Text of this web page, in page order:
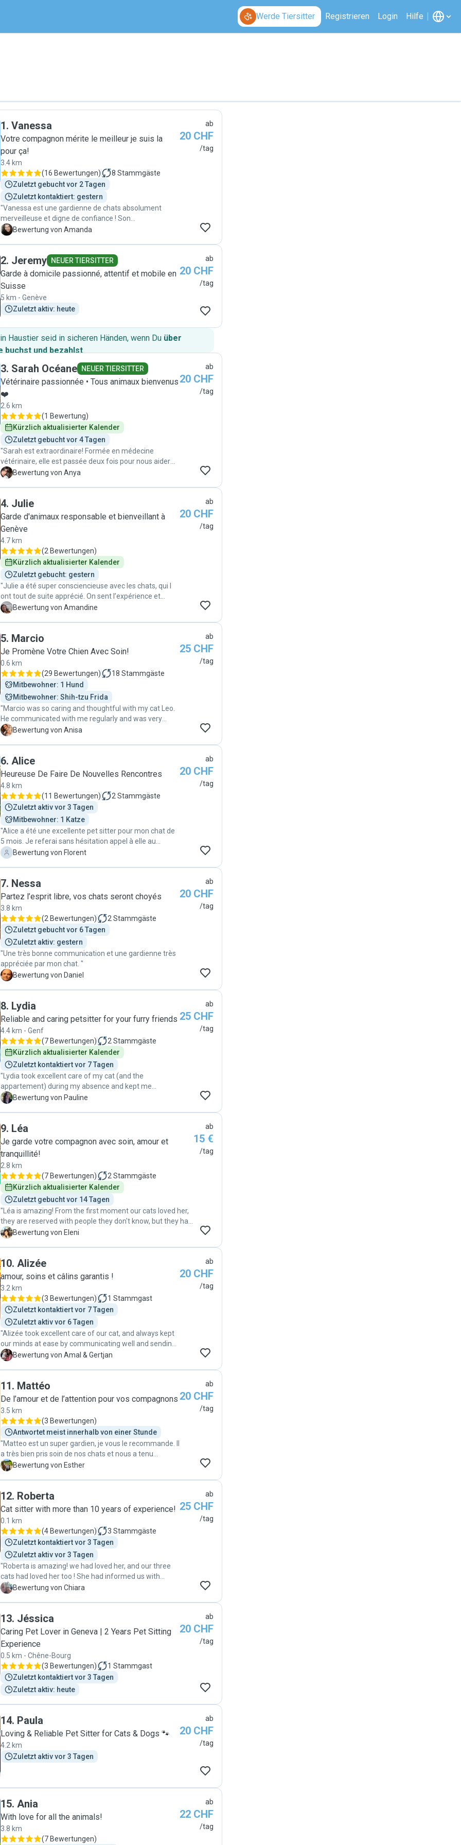
Werde Tiersitter Registrieren Login Hilfe
1. Vanessa
Votre compagnon mérite le meilleur je suis la
pour ça!
3.4 km
(16 Bewertungen) 8 Stammgäste
Zuletzt gebucht vor 2 Tagen
Zuletzt kontaktiert: gestern
"Vanessa est une gardienne de chats absolument
merveilleuse et digne de confiance ! Son
professionnalisme, son souci du détail et sa douceur
gratitude. Vanessa a eu un impact positif et durable sur
notre chatte. De plus, nous avons beaucoup apprécié
les magnifiques photos et vidéos qu'elle nous a
envoyées pour nous montrer que notre chatte
s'épanouissait chez elle. Merci, Vanessa ! 💖"
A Bewertung von Amanda
ab
20 CHF
/tag
2. Jeremy NEUER TIERSITTER
Garde à domicile passionné, attentif et mobile en
Suisse
5 km - Genève
Zuletzt aktiv: heute
ab
20 CHF
/tag
Haustier seid in sicheren Händen, wenn Du über
buchst und bezahlst.
3. Sarah Océane NEUER TIERSITTER
Vétérinaire passionnée • Tous animaux bienvenus
❤️
2.6 km
(1 Bewertung)
Kürzlich aktualisierter Kalender
Zuletzt gebucht vor 4 Tagen
"Sarah est extraordinaire! Formée en médecine
vétérinaire, elle est passée deux fois pour nous aider
avec les injections de mon chat diagnostique
A Bewertung von Anya
ab
20 CHF
/tag
4. Julie
Garde d'animaux responsable et bienveillant à
Genève
4.7 km
(2 Bewertungen)
Kürzlich aktualisierter Kalender
Zuletzt gebucht: gestern
"Julie a été super consciencieuse avec les chats, qui l
ont tout de suite apprécié. On sent l’expérience et
l’amour des animaux. Très bonne communication et
A Bewertung von Amandine
ab
20 CHF
/tag
5. Marcio
Je Promène Votre Chien Avec Soin!
0.6 km
(29 Bewertungen) 18 Stammgäste
Mitbewohner: 1 Hund
Mitbewohner: Shih-tzu Frida
"Marcio was so caring and thoughtful with my cat Leo.
He communicated with me regularly and was very
professional. It was clear that he cares about animals
si attentionné et attentionné avec mon chat Leo. Il
communiquait avec moi régulièrement et était très
et aime passer du temps avec lui. Je vais certainement
utiliser à nouveau Marcio et le recommande vivement.
"
A Bewertung von Anisa
ab
25 CHF
/tag
6. Alice
Heureuse De Faire De Nouvelles Rencontres
4.8 km
(11 Bewertungen) 2 Stammgäste
Zuletzt aktiv vor 3 Tagen
Mitbewohner: 1 Katze
"Alice a été une excellente pet sitter pour mon chat de
5 mois. Je referai sans hésitation appel à elle au
besoin."
F Bewertung von Florent
ab
20 CHF
/tag
7. Nessa
Partez l’esprit libre, vos chats seront choyés
3.8 km
(2 Bewertungen) 2 Stammgäste
Zuletzt gebucht vor 6 Tagen
Zuletzt aktiv: gestern
"Une très bonne communication et une gardienne très
appréciée par mon chat. "
D Bewertung von Daniel
ab
20 CHF
/tag
8. Lydia
Reliable and caring petsitter for your furry friends
4.4 km - Genf
(7 Bewertungen) 2 Stammgäste
Kürzlich aktualisierter Kalender
Zuletzt kontaktiert vor 7 Tagen
"Lydia took excellent care of my cat (and the
appartement) during my absence and kept me
informed of everything. She is a great catsitter."
P Bewertung von Pauline
ab
25 CHF
/tag
9. Léa
Je garde votre compagnon avec soin, amour et
tranquillité!
2.8 km
(7 Bewertungen) 2 Stammgäste
Kürzlich aktualisierter Kalender
Zuletzt gebucht vor 14 Tagen
"Léa is amazing! From the first moment our cats loved her,
they are reserved with people they don't know, but they had
an instant connection with her. She took great care of
responsible and reliable and we had a great
communication! Your pets will be in great hands! "
E Bewertung von Eleni
ab
15 €
/tag
10. Alizée
amour, soins et câlins garantis !
3.2 km
(3 Bewertungen) 1 Stammgast
Zuletzt kontaktiert vor 7 Tagen
Zuletzt aktiv vor 6 Tagen
"Alizée took excellent care of our cat, and always kept
our minds at ease by communicating well and sending
plenty photos. We highly recommend her services."
A Bewertung von Amal & Gertjan
ab
20 CHF
/tag
11. Mattéo
De l’amour et de l’attention pour vos compagnons
3.5 km
(3 Bewertungen)
Antwortet meist innerhalb von einer Stunde
"Matteo est un super gardien, je vous le recommande. Il
a très bien pris soin de nos chats et nous a tenu
informé tout le long de la semaine. Nous referons
E Bewertung von Esther
ab
20 CHF
/tag
12. Roberta
Cat sitter with more than 10 years of experience!
0.1 km
(4 Bewertungen) 3 Stammgäste
Zuletzt kontaktiert vor 3 Tagen
Zuletzt aktiv vor 3 Tagen
"Roberta is amazing! we had loved her, and our three
cats had loved her too ! She had informed us with
photos and videos every time, when she arrived and
Roberta est fantastique! Nous l'avons bien aimé et
aussi nos trois chats! Elle a nous envoyé photos et
vidéos chaque fois quand elle était chez nous. Nous
raccomandons Roberta et on l’appellera la prochaine
fois!🥰🐈"
C Bewertung von Chiara
ab
25 CHF
/tag
13. Jéssica
Caring Pet Lover in Geneva | 2 Years Pet Sitting
Experience
0.5 km - Chêne-Bourg
(3 Bewertungen) 1 Stammgast
Zuletzt kontaktiert vor 3 Tagen
Zuletzt aktiv: heute
ab
20 CHF
/tag
14. Paula
Loving & Reliable Pet Sitter for Cats & Dogs 🐾
4.2 km
Zuletzt aktiv vor 3 Tagen
ab
20 CHF
/tag
15. Ania
With love for all the animals!
3.8 km
(7 Bewertungen)
ab
22 CHF
/tag